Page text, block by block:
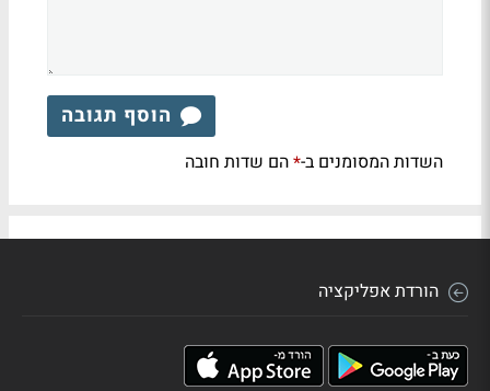
הוסף תגובה
השדות המסומנים ב-*הם שדות חובה
הורדת אפליקציה